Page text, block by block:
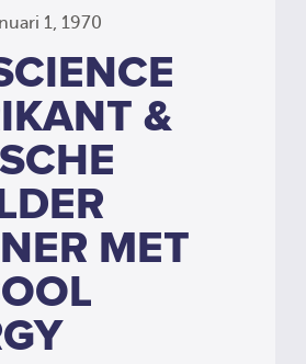
1, 1970
&
MET